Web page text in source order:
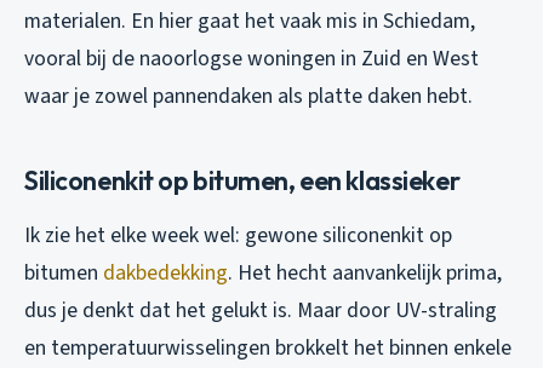
materialen. En hier gaat het vaak mis in Schiedam,
vooral bij de naoorlogse woningen in Zuid en West
waar je zowel pannendaken als platte daken hebt.
Siliconenkit op bitumen, een klassieker
Ik zie het elke week wel: gewone siliconenkit op
bitumen dakbedekking. Het hecht aanvankelijk prima,
dus je denkt dat het gelukt is. Maar door UV-straling
en temperatuurwisselingen brokkelt het binnen enkele